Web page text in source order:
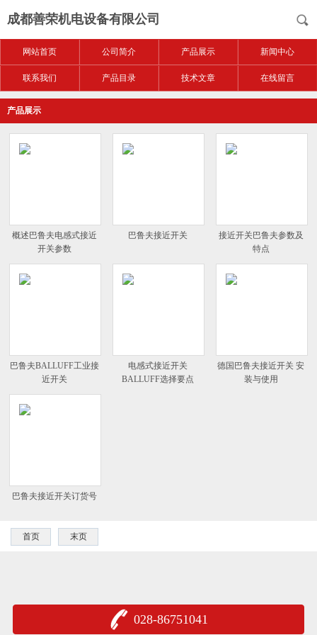
成都善荣机电设备有限公司
网站首页 公司简介 产品展示 新闻中心
联系我们 产品目录 技术文章 在线留言
产品展示
概述巴鲁夫电感式接近
开关参数
巴鲁夫接近开关
接近开关巴鲁夫参数及
特点
巴鲁夫BALLUFF工业接
近开关
电感式接近开关
BALLUFF选择要点
德国巴鲁夫接近开关 安
装与使用
巴鲁夫接近开关订货号
首页 末页
028-86751041